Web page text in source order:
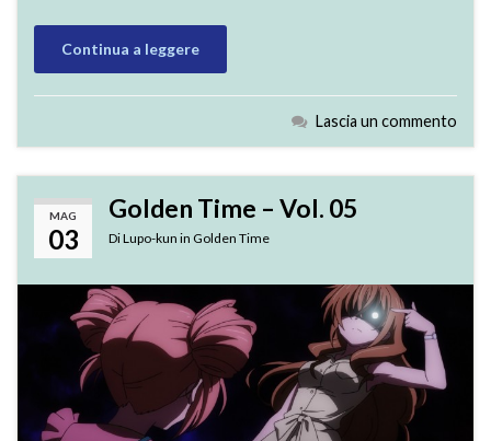
Continua a leggere
Lascia un commento
MAG
03
Golden Time – Vol. 05
DiLupo-kun in Golden Time